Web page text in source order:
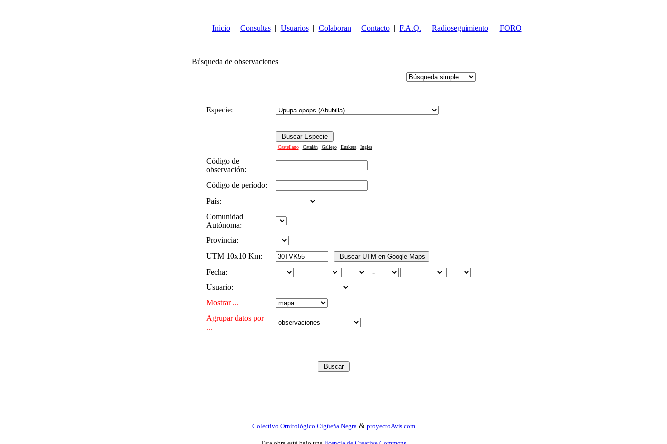
Inicio | Consultas | Usuarios | Colaboran | Contacto | F.A.Q. | Radioseguimiento | FORO
Búsqueda de observaciones
Especie:
Castellano Catalán Gallego Euskera Ingles
Código de
observación:
Código de período:
País:
Comunidad
Autónoma:
Provincia:
UTM 10x10 Km:
Fecha:
-
Usuario:
Mostrar ...
Agrupar datos por
...
Colectivo Ornitológico Cigüeña Negra & proyectoAvis.com